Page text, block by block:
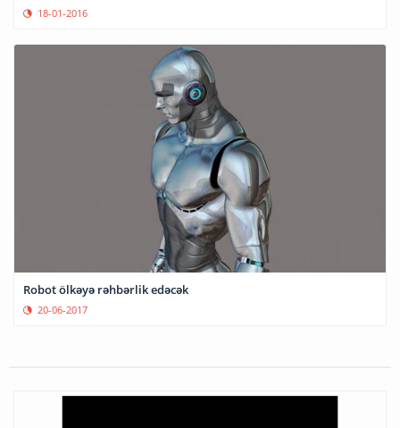
18-01-2016
Robot ölkəyə rəhbərlik edəcək
20-06-2017